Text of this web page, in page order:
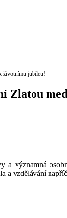
životnímu jubileu!
Zlatou
významná
a vzdělávání